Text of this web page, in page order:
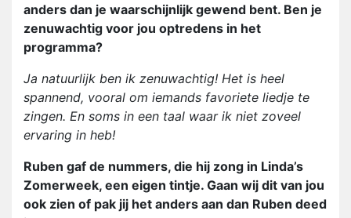
anders dan je waarschijnlijk gewend bent. Ben je
zenuwachtig voor jou optredens in het
programma?
Ja natuurlijk ben ik zenuwachtig! Het is heel
spannend, vooral om iemands favoriete liedje te
zingen. En soms in een taal waar ik niet zoveel
ervaring in heb!
Ruben gaf de nummers, die hij zong in Linda’s
Zomerweek, een eigen tintje. Gaan wij dit van jou
ook zien of pak jij het anders aan dan Ruben deed